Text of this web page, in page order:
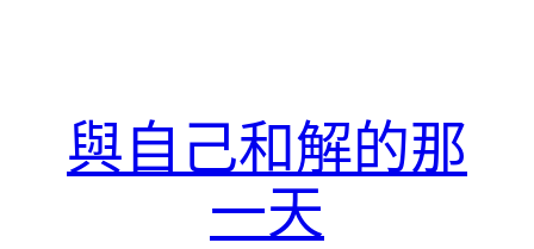
與自己和解的那
一天